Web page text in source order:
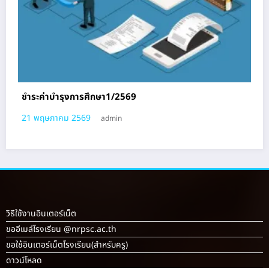
ชำระค่าบำรุงการศึกษา1/2569
21 พฤษภาคม 2569 admin
วิธีใช้งานอินเตอร์เน็ต
ขออีเมล์โรงเรียน @nrpsc.ac.th
ขอใช้อินเตอร์เน็ตโรงเรียน(สำหรับครู)
ดาวน์โหลด